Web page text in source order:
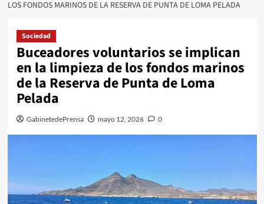
LOS FONDOS MARINOS DE LA RESERVA DE PUNTA DE LOMA PELADA
Sociedad
Buceadores voluntarios se implican
en la limpieza de los fondos marinos
de la Reserva de Punta de Loma
Pelada
GabinetedePrensa mayo 12, 2026 0